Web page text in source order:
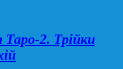
2. Трійки